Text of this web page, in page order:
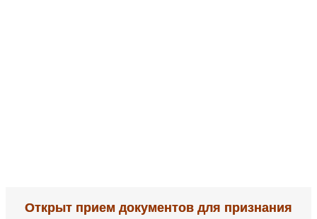
Открыт прием документов для признания